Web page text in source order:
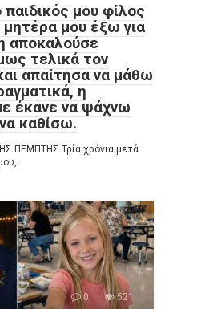
μου φίλος
μου έξω για
αποκαλούσε
τελικά τον
απαίτησα να μάθω
η
έκανε να ψάχνω
καθίσω.
ΠΕΜΠΤΗΣ Τρία χρόνια μετά
0 521